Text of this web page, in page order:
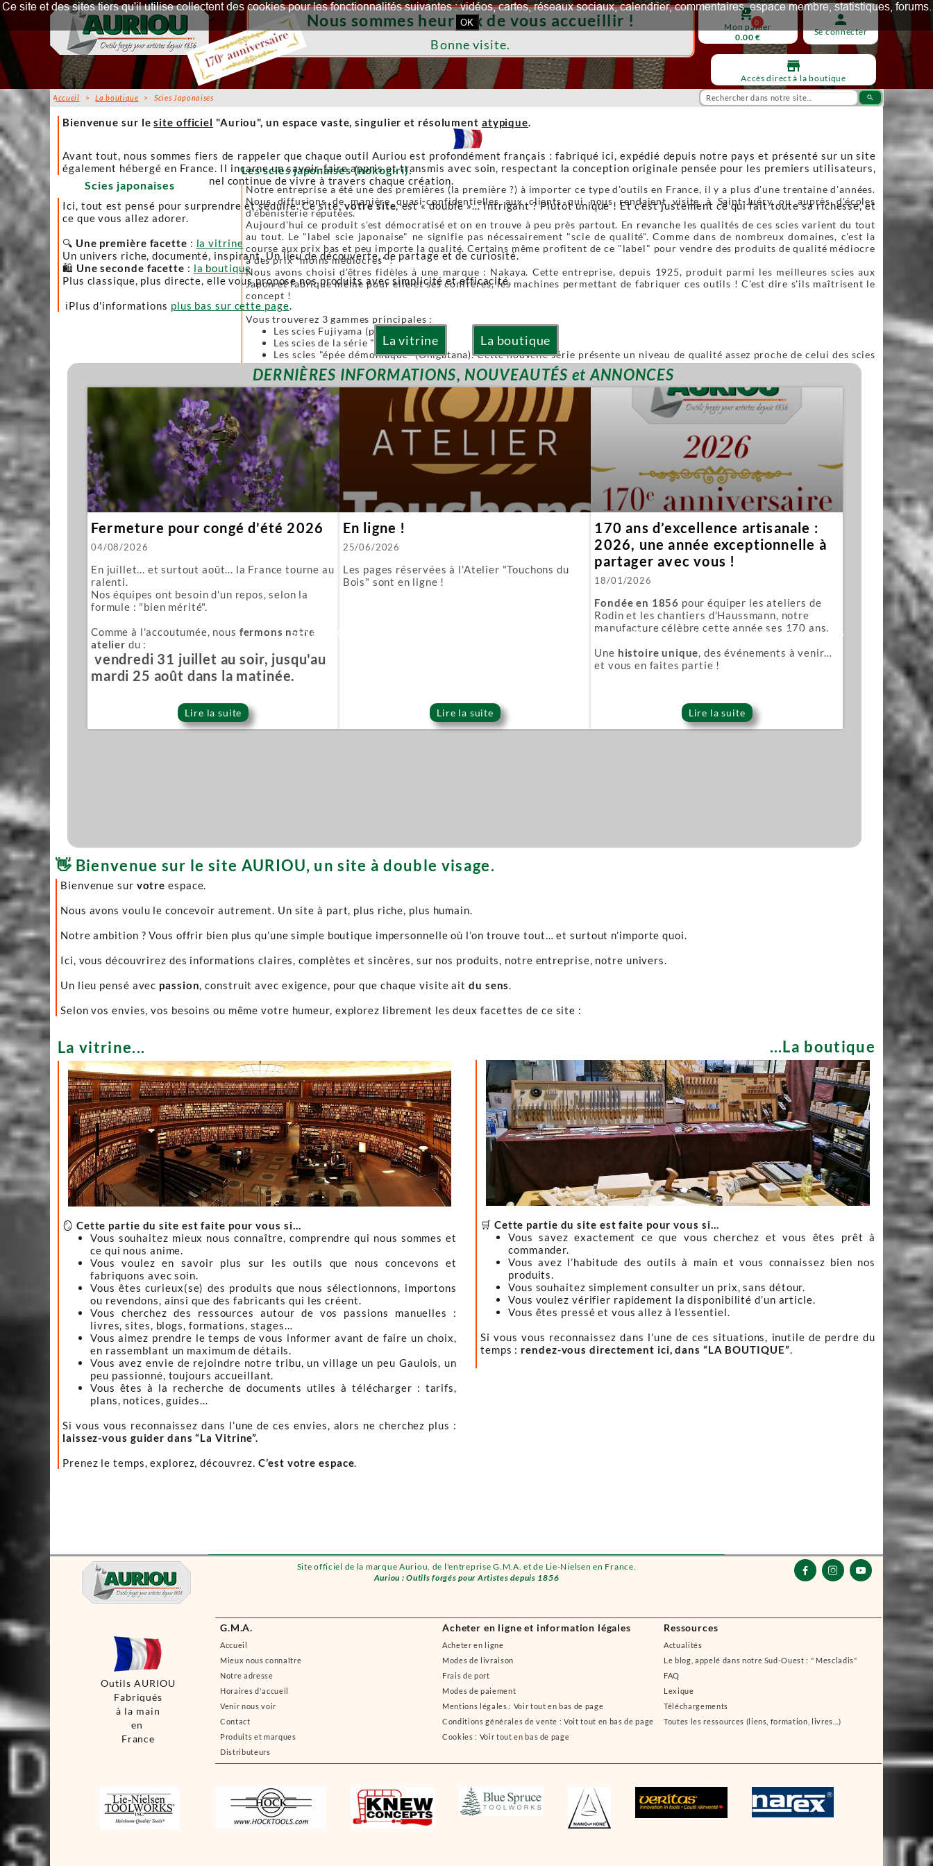
Site officiel de la marque Auriou, de l'entreprise G.M.A. et de Lie-Nielsen en France.
Auriou : Outils forgés pour Artistes depuis 1856
search
person
Se connecter
shopping_cart
0
Mon panier
0.00 €
La vitrine La boutique
G.M.A.
Accueil
Mieux nous connaître
Notre adresse
Horaires d'accueil
Venir nous voir
Contact
Produits et marques
Distributeurs
Acheter en ligne et information légales
Acheter en ligne
Modes de livraison
Frais de port
Modes de paiement
Mentions légales : Voir tout en bas de page
Conditions générales de vente : Voit tout en bas de page
Cookies : Voir tout en bas de page
Ressources
Actualités
Le blog, appelé dans notre Sud-Ouest : " Mescladis"
FAQ
Lexique
Téléchargements
Toutes les ressources (liens, formation, livres...)
  
Outils AURIOU
Fabriqués
à la main
en
France
Accueil >La boutique > Scies Japonaises
Les scies japonaises (nokogiri).
Notre entreprise a été une des premières (la première ?) à importer ce type d'outils en France, il y a plus d'une trentaine d'années.
Nous diffusions de manière quasi-confidentielles aux clients qui nous rendaient visite à Saint-Juéry ou auprès d'écoles
d'ébénisterie réputées.
Aujourd'hui ce produit s'est démocratisé et on en trouve à peu près partout. En revanche les qualités de ces scies varient du tout
au tout. Le "label scie japonaise" ne signifie pas nécessairement "scie de qualité". Comme dans de nombreux domaines, c'est la
course aux prix bas et peu importe la qualité. Certains même profitent de ce "label" pour vendre des produits de qualité médiocre
à des prix "moins médiocres" !
Nous avons choisi d'êtres fidèles à une marque : Nakaya. Cette entreprise, depuis 1925, produit parmi les meilleures scies aux
Japon et fabrique même pour elle et ses confrères, les machines permettant de fabriquer ces outils ! C'est dire s'ils maîtrisent le
concept !
Vous trouverez 3 gammes principales :
Les scies Fujiyama (pliables)
Les scies de la série "Or" (Gold)
Les scies "épée démoniaque" (Onigatana). Cette nouvelle série présente un niveau de qualité assez proche de celui des scies
forgées à la main tout en conservant l'avantage d'une lame interchangeable.
Toutes ces scies sont à lames interchangeables.
Nous vous proposons aussi quelques produits spécifiques :
Mawashibiki : l'équivalent japonais de nos scies à guichet.
Kughikii : parfaite pour araser les tenons.
Évidemment nous fournissons aussi toutes les lames de rechange.
Scies japonaises
Série Or (Gold series) Épée démoniaque (Onigatana) Lames pour scies japonaises
Nous sommes heureux de vous accueillir !
Bonne visite.
store
Accès direct à la boutique
Accueil
Bienvenue sur lesite officiel "Auriou", un espace vaste, singulier et résolument atypique.
Avant tout, nous sommes fiers de rappeler que chaque outil Auriou est profondément français : fabriqué ici, expédié depuis notre pays et présenté sur un site
également hébergé en France. Il incarne un savoir-faire appris et transmis avec soin, respectant la conception originale pensée pour les premiers utilisateurs,
afin que l’artisanat traditionnel continue de vivre à travers chaque création.
Ici, tout est pensé pour surprendre et séduire. Ce site,votre site, est « double »… Intrigant ? Plutôt unique ! Et c’est justement ce qui fait toute sa richesse, et
ce que vous allez adorer.
🔍 Une première facette : la vitrine
Un univers riche, documenté, inspirant. Un lieu de découverte, de partage et de curiosité.
🛍️ Une seconde facette : la boutique
Plus classique, plus directe, elle vous propose nos produits avec simplicité et efficacité.
ℹ️Plus d'informations plus bas sur cette page.
DERNIÈRES INFORMATIONS, NOUVEAUTÉS et ANNONCES
Fermeture pour congé d'été 2026
04/08/2026
En juillet... et surtout août... la France tourne au
ralenti.
Nos équipes ont besoin d'un repos, selon la
formule : "bien mérité".
Comme à l'accoutumée, nous fermons notre
atelier du :
vendredi 31 juillet au soir, jusqu'au
mardi 25 août dans la matinée.
Lire la suite
En ligne !
25/06/2026
Les pages réservées à l'Atelier "Touchons du
Bois" sont en ligne !
Lire la suite
170 ans d’excellence artisanale :
2026, une année exceptionnelle à
partager avec vous !
18/01/2026
Fondée en 1856 pour équiper les ateliers de
Rodin et les chantiers d’Haussmann, notre
manufacture célèbre cette année ses 170 ans.
Une histoire unique, des événements à venir…
et vous en faites partie !
Lire la suite
👋 Bienvenue sur le site AURIOU, un site à double visage.
Bienvenue sur votreespace.
Nous avons voulu le concevoir autrement. Un site à part, plus riche, plus humain.
Notre ambition ? Vous offrir bien plus qu’une simple boutique impersonnelle où l’on trouve tout… et surtout n’importe quoi.
Ici, vous découvrirez des informations claires, complètes et sincères, sur nos produits, notre entreprise, notre univers.
Un lieu pensé avec passion, construit avec exigence, pour que chaque visite aitdu sens.
Selon vos envies, vos besoins ou même votre humeur, explorez librement les deux facettes de ce site :
...La boutique
🛒 Cette partie du site est faite pour vous si…
Vous savez exactement ce que vous cherchez et vous êtes prêt à
commander.
Vous avez l’habitude des outils à main et vous connaissez bien nos
produits.
Vous souhaitez simplement consulter un prix, sans détour.
Vous voulez vérifier rapidement la disponibilité d’un article.
Vous êtes pressé et vous allez à l’essentiel.
Si vous vous reconnaissez dans l’une de ces situations, inutile de perdre du
temps : rendez-vous directement ici, dans “LA BOUTIQUE”.
La vitrine...
🪞 Cette partie du site est faite pour vous si…
Vous souhaitez mieux nous connaître, comprendre qui nous sommes et
ce qui nous anime.
Vous voulez en savoir plus sur les outils que nous concevons et
fabriquons avec soin.
Vous êtes curieux(se) des produits que nous sélectionnons, importons
ou revendons, ainsi que des fabricants qui les créent.
Vous cherchez des ressources autour de vos passions manuelles :
livres, sites, blogs, formations, stages…
Vous aimez prendre le temps de vous informer avant de faire un choix,
en rassemblant un maximum de détails.
Vous avez envie de rejoindre notre tribu, un village un peu Gaulois, un
peu passionné, toujours accueillant.
Vous êtes à la recherche de documents utiles à télécharger : tarifs,
plans, notices, guides…
Si vous vous reconnaissez dans l’une de ces envies, alors ne cherchez plus :
laissez-vous guider dans “La Vitrine”.
Prenez le temps, explorez, découvrez.C’est votre espace.
Ce site et des sites tiers qu'il utilise collectent des cookies pour les fonctionnalités suivantes : vidéos, cartes, réseaux sociaux, calendrier, commentaires, espace membre, statistiques, forums.
OK